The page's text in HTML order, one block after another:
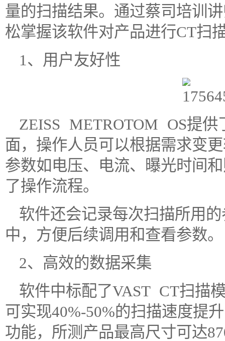
量的扫描结果。通过蔡司培训
松掌握该软件对产品进行CT扫
1、用户友好性
ZEISS METROTOM OS提
面，操作人员可以根据需求变
参数如电压、电流、曝光时间
了操作流程。
软件还会记录每次扫描所用
中，方便后续调用和查看参数。
2、高效的数据采集
软件中标配了VAST CT扫描
可实现40%-50%的扫描速度提
功能，所测产品最高尺寸可达